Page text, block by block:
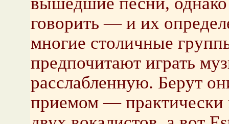
говорить — и их
многие столичные
предпочитают играть
расслабленную. Берут
приемом — практически